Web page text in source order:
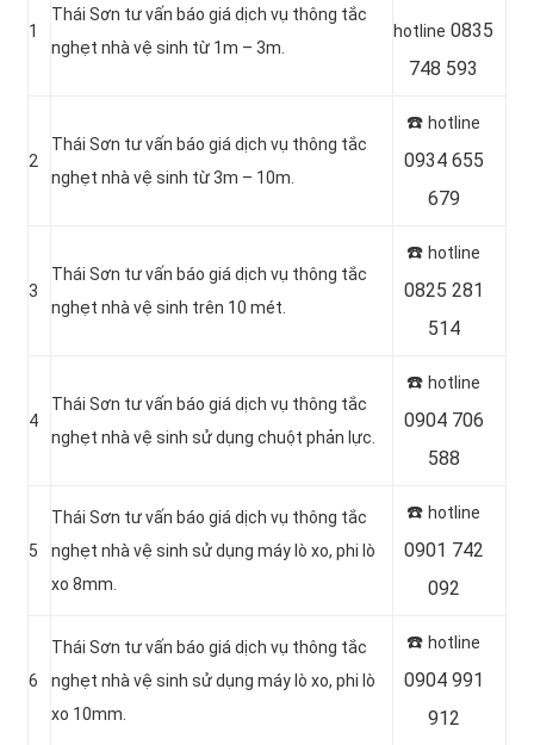
1
Thái Sơn tư vấn báo giá dịch vụ thông tắc
nghẹt nhà vệ sinh từ 1m – 3m.
hotline 0835
748 593
2
Thái Sơn tư vấn báo giá dịch vụ thông tắc
nghẹt nhà vệ sinh từ 3m – 10m.
☎️ hotline
0934 655
679
3
Thái Sơn tư vấn báo giá dịch vụ thông tắc
nghẹt nhà vệ sinh trên 10 mét.
☎️ hotline
0825 281
514
4
Thái Sơn tư vấn báo giá dịch vụ thông tắc
nghẹt nhà vệ sinh sử dụng chuột phản lực.
☎️ hotline
0904 706
588
5
Thái Sơn tư vấn báo giá dịch vụ thông tắc
nghẹt nhà vệ sinh sử dụng máy lò xo, phi lò
xo 8mm.
☎️ hotline
0901 742
092
6
Thái Sơn tư vấn báo giá dịch vụ thông tắc
nghẹt nhà vệ sinh sử dụng máy lò xo, phi lò
xo 10mm.
☎️ hotline
0904 991
912